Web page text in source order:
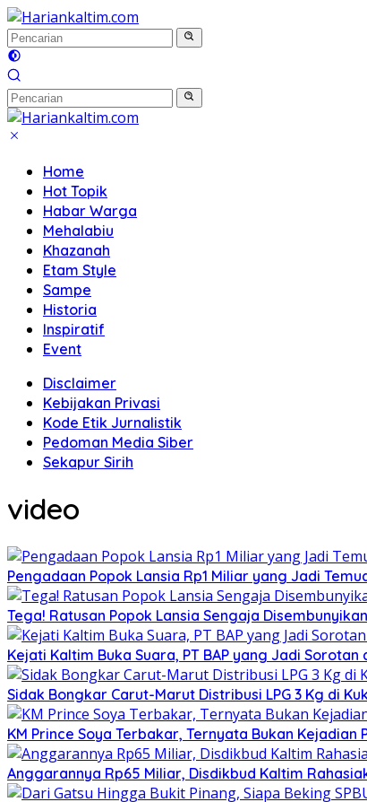
Langsung
ke
konten
Home
Hot Topik
Habar Warga
Mehalabiu
Khazanah
Etam Style
Sampe
Historia
Inspiratif
Event
Disclaimer
Kebijakan Privasi
Kode Etik Jurnalistik
Pedoman Media Siber
Sekapur Sirih
video
Pengadaan Popok Lansia Rp1 Miliar yang Jadi
Tega! Ratusan Popok Lansia Sengaja
Kejati Kaltim Buka Suara, PT BAP yang Jadi
Sidak Bongkar Carut-Marut Distribusi LPG 3 Kg di
KM Prince Soya Terbakar, Ternyata Bukan Kejadian
Anggarannya Rp65 Miliar, Disdikbud Kaltim